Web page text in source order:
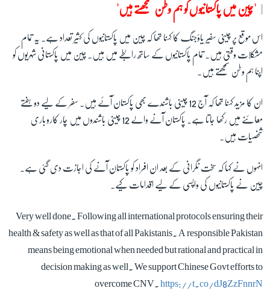
زبان
'چین میں پاکستانیوں کو ہم وطن سمجھتے ہیں'
اس موقع پر چینی سفیر یاؤجنگ کا کہنا تھا کہ چین میں پاکستانیوں کی کثیر تعداد ہے۔ یہ تمام
مشکلات وقتی ہیں۔ تمام پاکستانیوں کے ساتھ رابطے میں ہیں۔ چین میں پاکستانی شہریوں کو
اپنا ہم وطن سمجھتے ہیں۔
ان کا مزید کہنا تھا کہ آج 12 چینی باشندے بھی پاکستان آئے ہیں۔ سفر کے لیے دو ہفتے
معائنے میں رکھا جاتا ہے۔ پاکستان آنے والے 12 چینی باشندوں میں چار کاروباری
شخصیات ہیں۔
انہوں نے کہا کہ سخت نگرانی کے بعد ان افراد کو پاکستان آنے کی اجازت دی گئی ہے۔
چین نے پاکستانیوں کی واپسی کے لیے اقدامات کیے۔
Very well done. Following all international protocols ensuring their
health & safety as well as that of all Pakistanis. A responsible Pakistan
means being emotional when needed but rational and practical in
decision making as well. We support Chinese Govt efforts to
overcome CNV. https://t.co/dJ8ZzFnnrN